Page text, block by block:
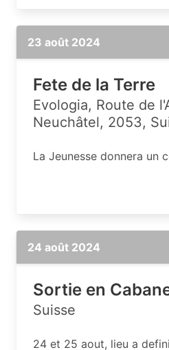
23 août 2024
Fete de la Terre
Evologia, Route de
Neuchâtel, 2053,
La Jeunesse donnera un
24 août 2024
Sortie en
Suisse
24 et 25 aout, lieu a